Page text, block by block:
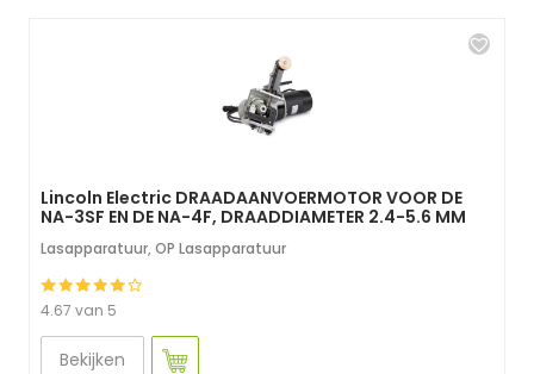
Lincoln Electric DRAADAANVOERMOTOR VOOR DE
NA-3SF EN DE NA-4F, DRAADDIAMETER 2.4-5.6 MM
Lasapparatuur, OP Lasapparatuur
4.67 van 5
Bekijken